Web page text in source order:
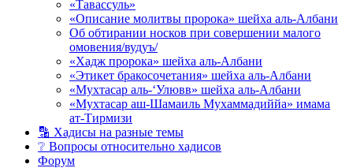
«Тавассуль»
«Описание молитвы пророка» шейха аль-Албани
Об обтирании носков при совершении малого
омовения/вудуъ/
«Хадж пророка» шейха аль-Албани
«Этикет бракосочетания» шейха аль-Албани
«Мухтасар аль-‘Улювв» шейха аль-Албани
«Мухтасар аш-Шамаиль Мухаммадиййа» имама
ат-Тирмизи
🔡 Хадисы на разные темы
❔ Вопросы относительно хадисов
Форум